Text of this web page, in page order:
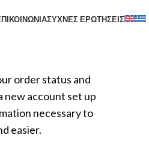
ΣΥΧΝΈΣ ΕΡΩΤΉΣΕΙΣ
order status and
new account set up
necessary to
easier.